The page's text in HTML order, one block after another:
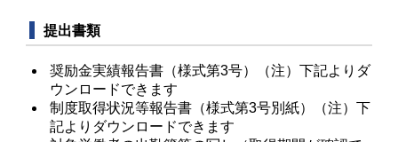
提出書類
奨励金実績報告書（様式第3号）（注）下記よりダ
ウンロードできます
制度取得状況等報告書（様式第3号別紙）（注）下
記よりダウンロードできます